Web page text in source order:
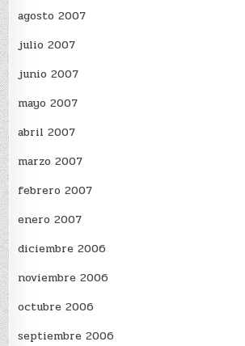
agosto 2007
julio 2007
junio 2007
mayo 2007
abril 2007
marzo 2007
febrero 2007
enero 2007
diciembre 2006
noviembre 2006
octubre 2006
septiembre 2006